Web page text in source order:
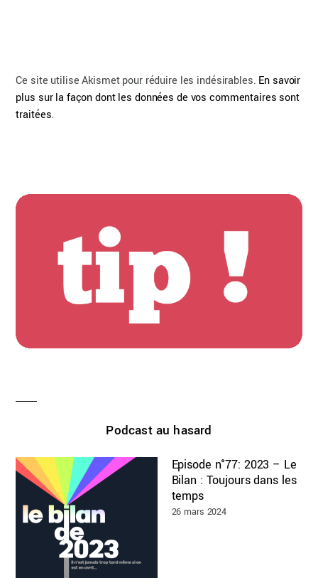
Ce site utilise Akismet pour réduire les indésirables. En savoir
plus sur la façon dont les données de vos commentaires sont
traitées.
Podcast au hasard
Episode n°77: 2023 – Le
Bilan : Toujours dans les
temps
26 mars 2024